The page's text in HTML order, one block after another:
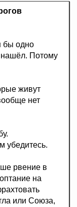
бы одно
нашёл. Потому
живут
нет
убедитесь.
рвение в
на
или Союза,